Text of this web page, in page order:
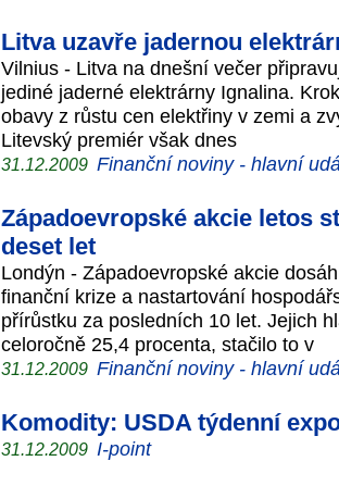
Litva uzavře jadernou
Vilnius - Litva na dnešní večer
jediné jaderné elektrárny Ignalina.
obavy z růstu cen elektřiny v zemi a
Litevský premiér však dnes
31.12.2009 Finanční noviny - hlavní
Západoevropské akcie letos
deset let
Londýn - Západoevropské akcie
finanční krize a nastartování
přírůstku za posledních 10 let. Jejich
celoročně 25,4 procenta, stačilo to v
31.12.2009 Finanční noviny - hlavní
Komodity: USDA týdenní
31.12.2009 I-point